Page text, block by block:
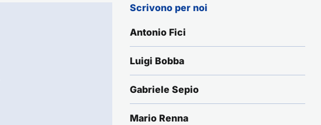
Scrivono per noi
Antonio Fici
Luigi Bobba
Gabriele Sepio
Mario Renna